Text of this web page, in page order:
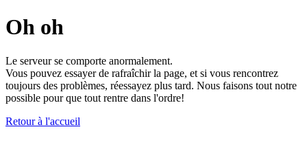
Oh oh
Le serveur se comporte anormalement.
Vous pouvez essayer de rafraîchir la page, et si vous rencontrez
toujours des problèmes, réessayez plus tard. Nous faisons tout notre
possible pour que tout rentre dans l'ordre!
Retour à l'accueil